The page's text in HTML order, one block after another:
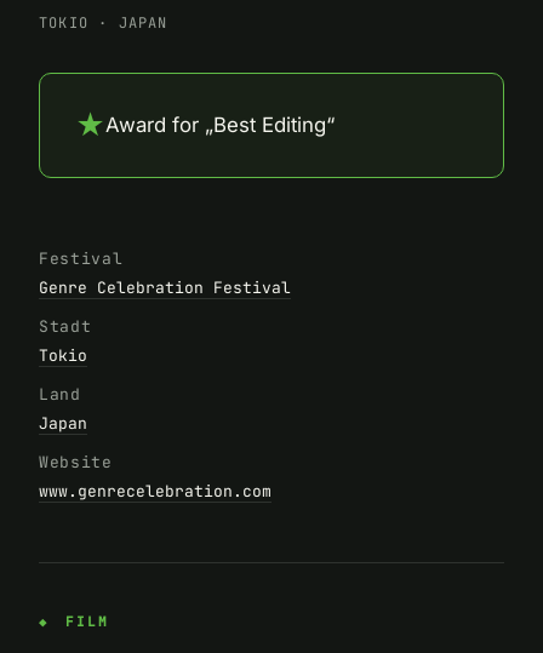
TOKIO · JAPAN
★Award for „Best Editing“
Festival
Genre Celebration Festival
Stadt
Tokio
Land
Japan
Website
www.genrecelebration.com
FILM